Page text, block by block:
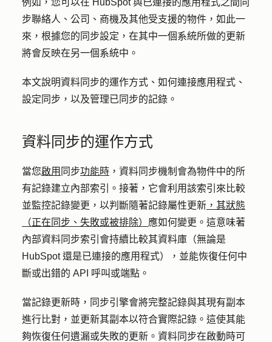
例如，您可以在 HubSpot 與已連接的應用程式之間同
步聯絡人、公司、商機及其他受支援的物件，如此一
來，根據您的同步設定，在其中一個系統所做的更新
將會反映在另一個系統中。
本文說明資料同步的運作方式、如何連接應用程式、
設定同步，以及管理已同步的記錄。
資料同步的運作方式
當您啟用 同步功能時 ，資料同步機制會為物件中的所
有記錄建立內部索引。接著，它會利用該索引來比較
並監控記錄變更，以判斷隨著記錄屬性更新 ，其狀態
（正在同步、失敗或被排除） 應如何變更。這意味著
內部資料同步索引會持續比較其資料庫（無論是
HubSpot 還是已連接的應用程式），並能恢復任何中
斷或出錯的 API 呼叫或端點。
當記錄更新時，同步引擎會將完整記錄與其現有副本
進行比對，並更新其副本以符合實際記錄。這使其能
夠恢復任何遺漏或失敗的更新。資料同步在啟動時可